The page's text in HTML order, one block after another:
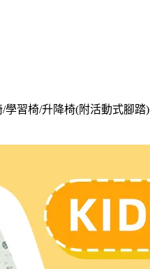
學習椅/升降椅(附活動式腳踏)